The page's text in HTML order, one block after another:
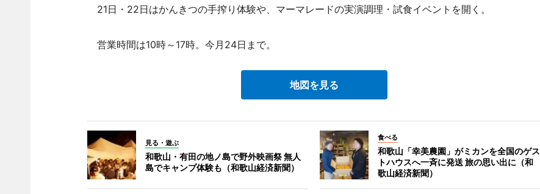
21日・22日はかんきつの手搾り体験や、マーマレードの実演調理・試食イベントを開く。
営業時間は10時～17時。今月24日まで。
地図を見る
見る・遊ぶ
和歌山・有田の地ノ島で野外映画祭 無人
島でキャンプ体験も（和歌山経済新聞）
食べる
和歌山「幸美農園」がミカンを全国のゲス
トハウスへ一斉に発送 旅の思い出に（和
歌山経済新聞）